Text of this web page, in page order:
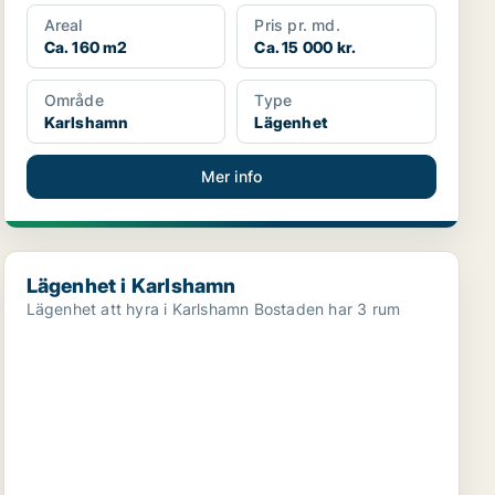
Areal
Ca. 160 m2
Pris pr. md.
Ca. 15 000 kr.
Område
Karlshamn
Type
Lägenhet
Mer info
Lägenhet i Karlshamn
Lägenhet i Karlshamn
Lägenhet att hyra i Karlshamn Bostaden har 3 rum